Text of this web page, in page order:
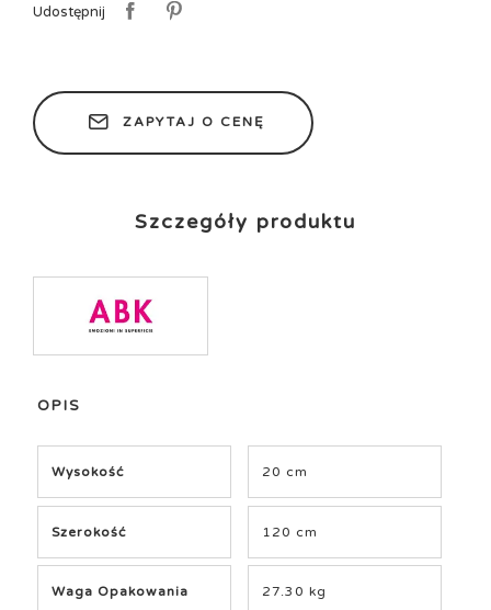
Udostępnij
ZAPYTAJ O CENĘ
Szczegóły produktu
OPIS
Wysokość 20 cm
Szerokość 120 cm
Waga Opakowania 27.30 kg